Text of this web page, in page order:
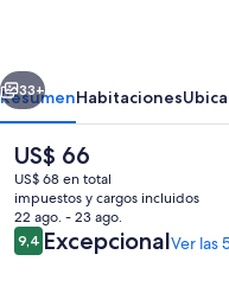
Siguiente
33+
ResumenHabitaciones
El
precio
actual
es
de
US$ 66
US$ 66
US$ 68 en total
impuestos y cargos incluidos
22 ago. - 23 ago.
Opiniones
9,49,4 de 10
ExcepcionalVer las